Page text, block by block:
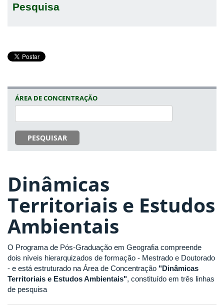
Pesquisa
ÁREA DE CONCENTRAÇÃO
PESQUISAR
Dinâmicas
Territoriais e Estudos
Ambientais
O Programa de Pós-Graduação em Geografia compreende
dois níveis hierarquizados de formação - Mestrado e Doutorado
- e está estruturado na Área de Concentração "Dinâmicas
Territoriais e Estudos Ambientais", constituído em três linhas
de pesquisa